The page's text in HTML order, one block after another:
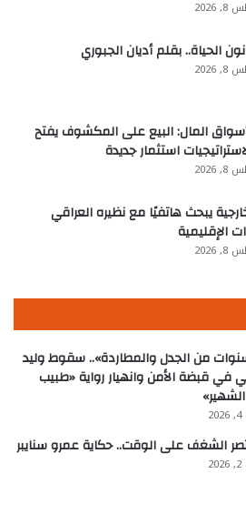
الحياة.. بقلم أديان الجبوري
المال: البيع على المكشوف يفتح
استثمار جديدة
يبحث هاتفيًا مع نظيره العراقي
الإقليمية
من الجدل والمطاردة».. سقوط وليد
في قبضة الأمن وانهيار رواية «طبيب
الشغف على الوقت.. حكاية عمرو سنايبر